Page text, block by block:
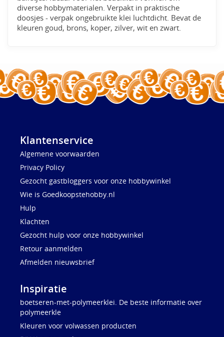
diverse hobbymaterialen. Verpakt in praktische
doosjes - verpak ongebruikte klei luchtdicht. Bevat de
kleuren goud, brons, koper, zilver, wit en zwart.
Klantenservice
Algemene voorwaarden
Privacy Policy
Gezocht gastbloggers voor onze hobbywinkel
Wie is Goedkoopstehobby.nl
Hulp
Klachten
Gezocht hulp voor onze hobbywinkel
Retour aanmelden
Afmelden nieuwsbrief
Inspiratie
boetseren-met-polymeerklei. De beste informatie over
polymeerkle
Kleuren voor volwassen producten